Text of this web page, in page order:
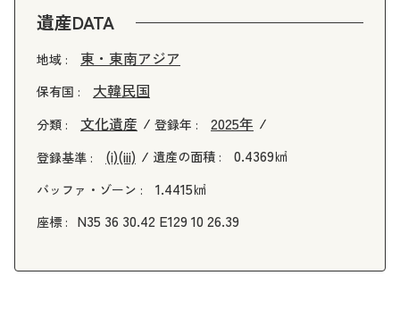
遺産DATA
地域 : 東・東南アジア
保有国 : 大韓民国
分類 : 文化遺産 登録年 : 2025年
登録基準 : (i)(iii) 遺産の面積 : 0.4369㎢
バッファ・ゾーン : 1.4415㎢
座標 : N35 36 30.42 E129 10 26.39